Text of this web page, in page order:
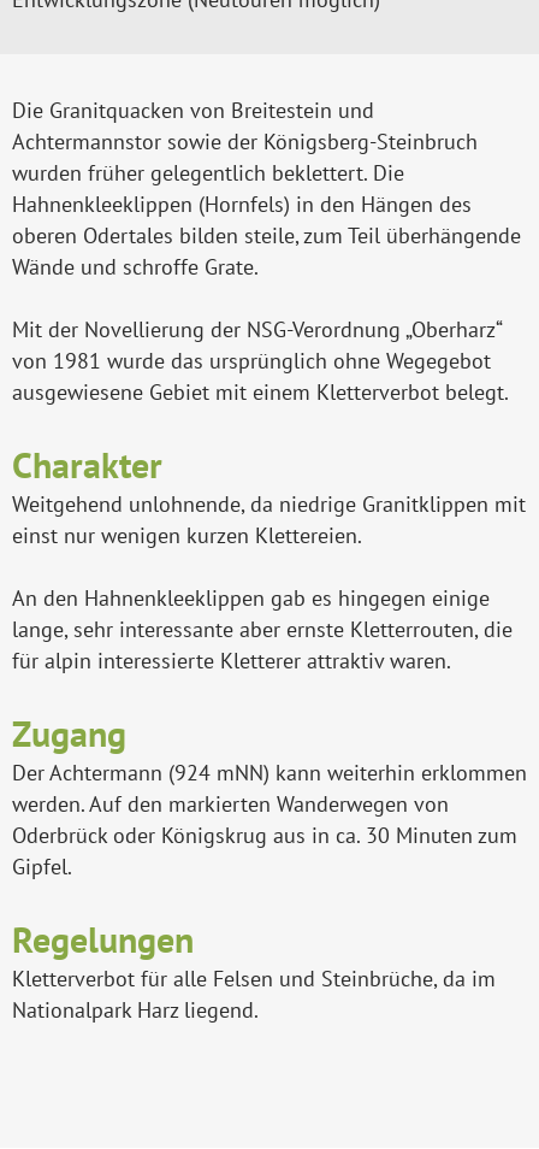
Die Granitquacken von Breitestein und
Achtermannstor sowie der Königsberg-Steinbruch
wurden früher gelegentlich beklettert. Die
Hahnenkleeklippen (Hornfels) in den Hängen des
oberen Odertales bilden steile, zum Teil überhängende
Wände und schroffe Grate.
Mit der Novellierung der NSG-Verordnung „Oberharz“
von 1981 wurde das ursprünglich ohne Wegegebot
ausgewiesene Gebiet mit einem Kletterverbot belegt.
Charakter
Weitgehend unlohnende, da niedrige Granitklippen mit
einst nur wenigen kurzen Klettereien.
An den Hahnenkleeklippen gab es hingegen einige
lange, sehr interessante aber ernste Kletterrouten, die
für alpin interessierte Kletterer attraktiv waren.
Zugang
Der Achtermann (924 mNN) kann weiterhin erklommen
werden. Auf den markierten Wanderwegen von
Oderbrück oder Königskrug aus in ca. 30 Minuten zum
Gipfel.
Regelungen
Kletterverbot für alle Felsen und Steinbrüche, da im
Nationalpark Harz liegend.